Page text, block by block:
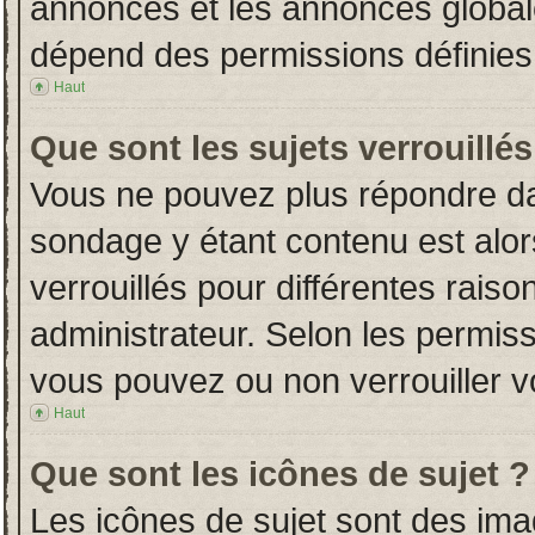
dépend des permissions
Haut
Que sont les sujets
Vous ne pouvez plus répondre
sondage y étant contenu est
verrouillés pour différentes
administrateur. Selon les
vous pouvez ou non verrouiller
Haut
Que sont les icônes de sujet ?
Les icônes de sujet sont des